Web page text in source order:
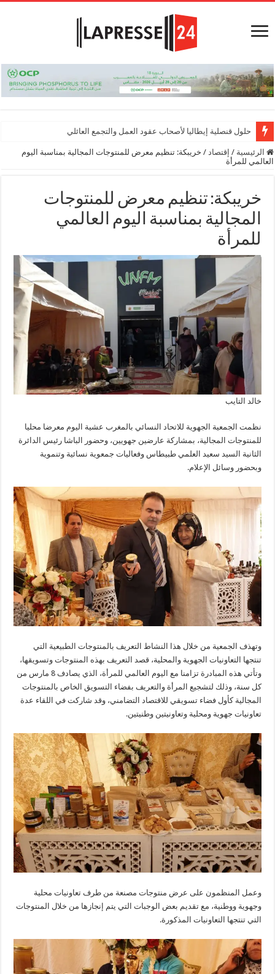
حلول قنصلية إيطاليا لأصحاب عقود العمل والتجمع العائلي
الرئيسية / إقتصاد / خريبكة: تنظيم معرض للمنتوجات المجالية بمناسبة اليوم
العالمي للمرأة
خريبكة: تنظيم معرض للمنتوجات
المجالية بمناسبة اليوم العالمي
للمرأة
خالد التايب
نظمت الجمعية الجهوية للاتحاد النسائي بالمغرب عشية اليوم معرضا محليا
للمنتوجات المجالية، بمشاركة عارضين جهويين، وحضور الباشا رئيس الدائرة
الثانية السيد سعيد العلمي طبيطاس وفعاليات جمعوية نسائية وتنموية
وبحضور وسائل الإعلام.
وتهذف الجمعية من خلال هذا النشاط التعريف بالمنتوجات الطبيعية التي
تنتجها التعاونيات الجهوية والمحلية، قصد التعريف بهذه المنتوجات وتسويقها،
وتأتي هذه المبادرة تزامنا مع اليوم العالمي للمرأة، الذي يصادف 8 مارس من
كل سنة، وذلك لتشجيع المرأة والتعريف بفضاء التسويق الخاص بالمنتوجات
المجالية كأول فضاء تسويقي للاقتصاد التضامني، وقد شاركت في اللقاء عدة
تعاونيات جهوية ومحلية وتعاونيتين وطنيتين.
وعمل المنظمون على عرض منتوجات مصنعة من طرف تعاونيات محلية
وجهوية ووطنية، مع تقديم بعض الوجبات التي يتم إنجازها من خلال المنتوجات
التي تنتجها التعاونيات المذكورة.